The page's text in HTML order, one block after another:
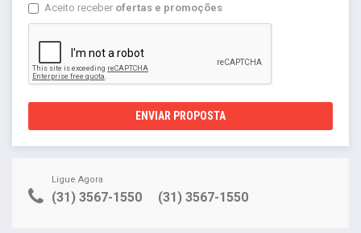
Aceito receber ofertas e promoções
ENVIAR PROPOSTA
Ligue Agora
(31) 3567-1550 (31) 3567-1550